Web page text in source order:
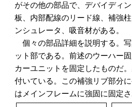
がその他の部品で、デバイディ
板、内部配線のリード線、補強
ンシュレータ、吸音材がある。
個々の部品詳細を説明する。
ット部である。前述のウーハー
カーユニットを固定したものだ
付いている。この補強リブ部分
はメインフレームに強固に固定さ